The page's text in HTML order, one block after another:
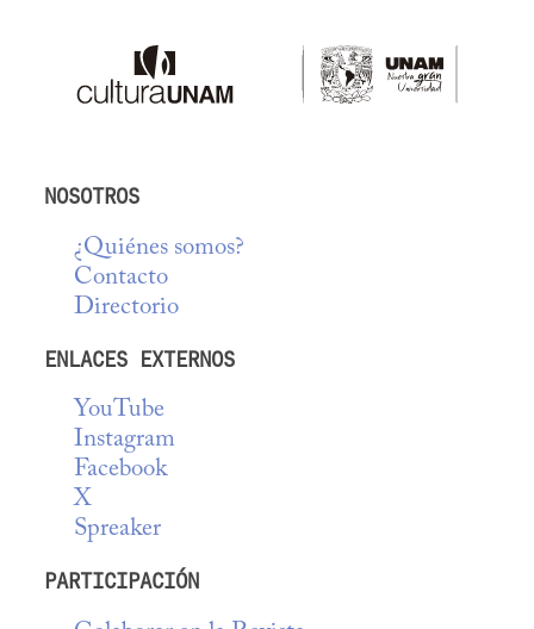
NOSOTROS
¿Quiénes somos?
Contacto
Directorio
ENLACES EXTERNOS
YouTube
Instagram
Facebook
X
Spreaker
PARTICIPACIÓN